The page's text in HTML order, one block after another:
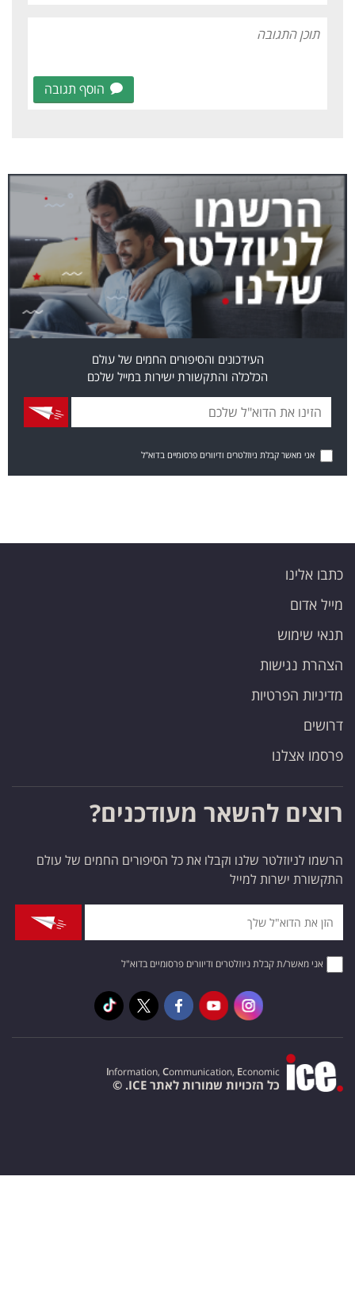
הוסף תגובה
העידכונים והסיפורים החמים של עולם
הכלכלה והתקשורת ישירות במייל שלכם
אני מאשר קבלת ניוזלטרים ודיוורים פרסומיים בדוא"ל
כתבו אלינו
מייל אדום
תנאי שימוש
הצהרת נגישות
מדיניות הפרטיות
דרושים
פרסמו אצלנו
רוצים להשאר מעודכנים?
הרשמו לניוזלטר שלנו וקבלו את כל הסיפורים החמים של עולם
התקשורת ישרות למייל
אני מאשר/ת קבלת ניוזלטרים ודיוורים פרסומיים בדוא"ל
Information, Communication, Economic
כל הזכויות שמורות לאתר ICE. ©